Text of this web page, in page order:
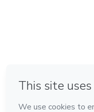
Feito com ❤ em Bogotá